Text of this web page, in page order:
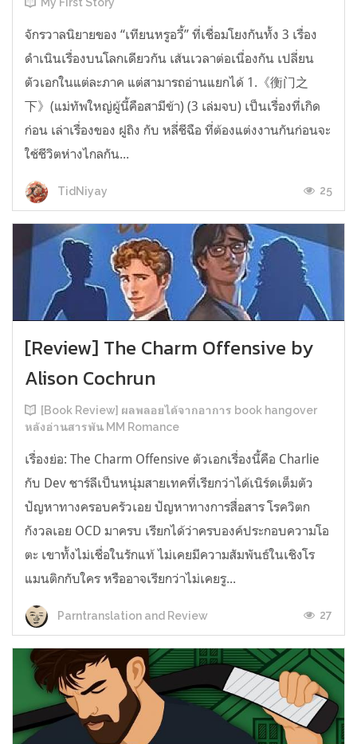
จักรวาลนิยายของ “เทียนหรูอวี้” ที่เชื่อมโยงกันทั้ง 3 เรื่อง
ดำเนินเรื่องบนโลกเดียวกัน เส้นเวลาต่อเนื่องกัน เปลี่ยน
ตัวเอกในแต่ละภาค แต่สามารถอ่านแยกได้ 1.《衡门之
下》(แม่ทัพใหญ่ผู้นี้คือสามีข้า) (3 เล่มจบ) เป็นเรื่องที่เกิด
ก่อน เล่าเรื่องของ ฝูถิง กับ หลี่ชีฉือ ที่ต้องแต่งงานกันก่อนจะ
ใช้ชีวิตห่างไกลกัน...
TidNiyay 25
[Review] The Charm Offensive by
Alison Cochrun
[Book Review] ผลพลอยได้จากอาการ book hangover
หลังอ่านสารพัน MM Romance
เรื่องย่อ: The Charm Offensive ตัวเอกเรื่องนี้คือ Charlie
กับ Dev ชาร์ลีเป็นหนุ่มสายเทคที่เรียกว่าได้เนิร์ดเต็มตัว
ปัญหาทางครอบครัวเอย ปัญหาทางการสื่อสาร โรควิตก
กังวลเอย OCD มาครบ เรียกได้ว่าครบองค์ประกอบความโอ
ตะ เขาทั้งไม่เชื่อในรักแท้ ไม่เคยมีความสัมพันธ์ในเชิงโร
แมนติกกับใคร หรืออาจเรียกว่าไม่เคยรู...
Parntranslation and Review 27